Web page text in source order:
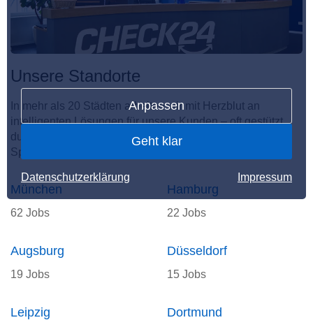
Anpassen
Geht klar
Datenschutzerklärung Impressum
Unsere Standorte
In mehr als 20 Städten arbeiten wir mit Herzblut an
intelligenten Lösungen für unsere Kunden – oft gestützt
durch KI. Hier entsteht der unvergleichliche CHECKito
Spirit.
München
62 Jobs
Dortmund
Hamburg
22 Jobs
Leipzig
Augsburg
19 Jobs
Düsseldorf
15 Jobs